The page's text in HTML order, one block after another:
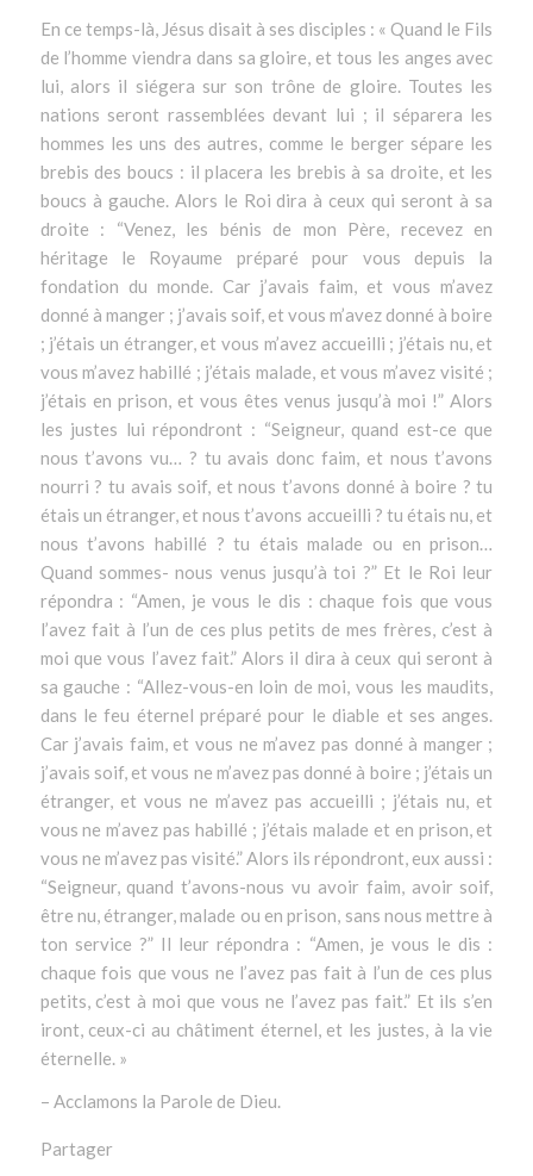
En ce temps-là, Jésus disait à ses disciples : « Quand le Fils
de l’homme viendra dans sa gloire, et tous les anges avec
lui, alors il siégera sur son trône de gloire. Toutes les
nations seront rassemblées devant lui ; il séparera les
hommes les uns des autres, comme le berger sépare les
brebis des boucs : il placera les brebis à sa droite, et les
boucs à gauche. Alors le Roi dira à ceux qui seront à sa
droite : “Venez, les bénis de mon Père, recevez en
héritage le Royaume préparé pour vous depuis la
fondation du monde. Car j’avais faim, et vous m’avez
donné à manger ; j’avais soif, et vous m’avez donné à boire
; j’étais un étranger, et vous m’avez accueilli ; j’étais nu, et
vous m’avez habillé ; j’étais malade, et vous m’avez visité ;
j’étais en prison, et vous êtes venus jusqu’à moi !” Alors
les justes lui répondront : “Seigneur, quand est-ce que
nous t’avons vu… ? tu avais donc faim, et nous t’avons
nourri ? tu avais soif, et nous t’avons donné à boire ? tu
étais un étranger, et nous t’avons accueilli ? tu étais nu, et
nous t’avons habillé ? tu étais malade ou en prison…
Quand sommes- nous venus jusqu’à toi ?” Et le Roi leur
répondra : “Amen, je vous le dis : chaque fois que vous
l’avez fait à l’un de ces plus petits de mes frères, c’est à
moi que vous l’avez fait.” Alors il dira à ceux qui seront à
sa gauche : “Allez-vous-en loin de moi, vous les maudits,
dans le feu éternel préparé pour le diable et ses anges.
Car j’avais faim, et vous ne m’avez pas donné à manger ;
j’avais soif, et vous ne m’avez pas donné à boire ; j’étais un
étranger, et vous ne m’avez pas accueilli ; j’étais nu, et
vous ne m’avez pas habillé ; j’étais malade et en prison, et
vous ne m’avez pas visité.” Alors ils répondront, eux aussi :
“Seigneur, quand t’avons-nous vu avoir faim, avoir soif,
être nu, étranger, malade ou en prison, sans nous mettre à
ton service ?” Il leur répondra : “Amen, je vous le dis :
chaque fois que vous ne l’avez pas fait à l’un de ces plus
petits, c’est à moi que vous ne l’avez pas fait.” Et ils s’en
iront, ceux-ci au châtiment éternel, et les justes, à la vie
éternelle. »
– Acclamons la Parole de Dieu.
Partager